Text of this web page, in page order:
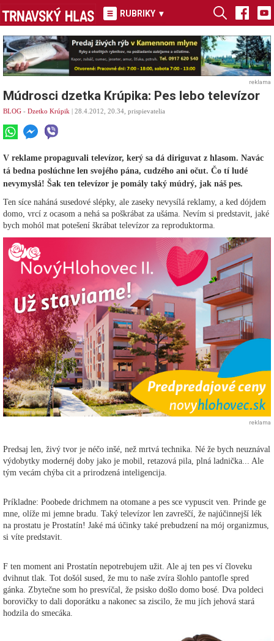
RUBRIKY ▾
reklama
Múdrosci dzetka Krúpika: Pes lebo televízor
BLOG - Dzetko Krúpik | 28.4.2012, 20.34, prispievatelia
V reklame propaguvali televízor, kerý sa dá diriguvat z hlasom. Navác
tá bedna poslúchne len svojého pána, cudzého ani očut. Čo tí ludé
nevymyslá! Šak ten televízor je pomály taký múdrý, jak náš pes.
Ten síce naháná susedové slépky, ale zaseky nevysílá reklamy, a ked dójdem
domo, vrcí z ocasom a nehá sa poškrábat za ušáma. Nevím si predstavit, jaké
bych mohól mat potešení škrábat televízor za reproduktorma.
reklama
Predsaj len, živý tvor je néčo inšé, než mrtvá technika. Né že bych neuznával
výdobytky modernéj doby jako je mobil, retazová pila, plná ladnička... Ale
tým vecám chýba cit a prirodzená inteligencija.
Príkladne: Poobede drichmem na otomane a pes sce vypuscit ven. Prinde ge
mne, olíže mi jemne bradu. Taký televízor len zavreščí, že najúčinnejší lék
na prostatu je Prostatín! Jaké má účinky také prebudzení na mój organizmus,
si víte predstavit.
F ten moment ani Prostatín nepotrebujem užit. Ale aj ten pes ví človeku
dvihnut tlak. Tot došól sused, že mu to naše zvíra šlohlo pantofle spred
gánka. Zbytečne som ho presvíčal, že psisko došlo domo bosé. Dva poldeci
borovičky to dali doporátku a nakonec sa ziscilo, že mu jích jehová stará
hodzila do smecáka.